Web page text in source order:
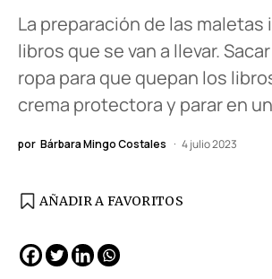
La preparación de las maletas
libros que se van a llevar.
ropa para que quepan los
crema protectora y parar en
por Bárbara Mingo Costales 4 julio 2023
AÑADIR A FAVORITOS